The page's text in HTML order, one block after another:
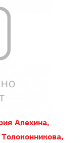
Алехина,